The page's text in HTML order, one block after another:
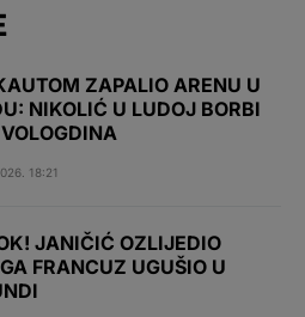
ZAPALIO ARENU U
NIKOLIĆ U LUDOJ BORBI
18:21
JANIČIĆ OZLIJEDIO
FRANCUZ UGUŠIO U